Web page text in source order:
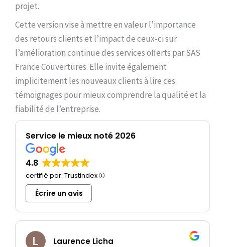
projet.
Cette version vise à mettre en valeur l’importance
des retours clients et l’impact de ceux-ci sur
l’amélioration continue des services offerts par SAS
France Couvertures. Elle invite également
implicitement les nouveaux clients à lire ces
témoignages pour mieux comprendre la qualité et la
fiabilité de l’entreprise.
Service le mieux noté 2026
4.8
certifié par: Trustindex
Écrire un avis
Laurence Licha